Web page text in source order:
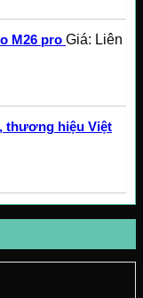
M26 pro Giá: Liên
thương hiệu Việt